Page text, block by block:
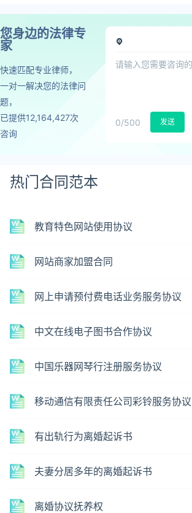
您身边的法律专
家
快速匹配专业律师，
一对一解决您的法律问
题，
已提供12,164,427次
咨询
0/500 发送
热门合同范本
教育特色网站使用协议
网站商家加盟合同
网上申请预付费电话业务服务协议
中文在线电子图书合作协议
中国乐器网琴行注册服务协议
移动通信有限责任公司彩铃服务协议
有出轨行为离婚起诉书
夫妻分居多年的离婚起诉书
离婚协议抚养权